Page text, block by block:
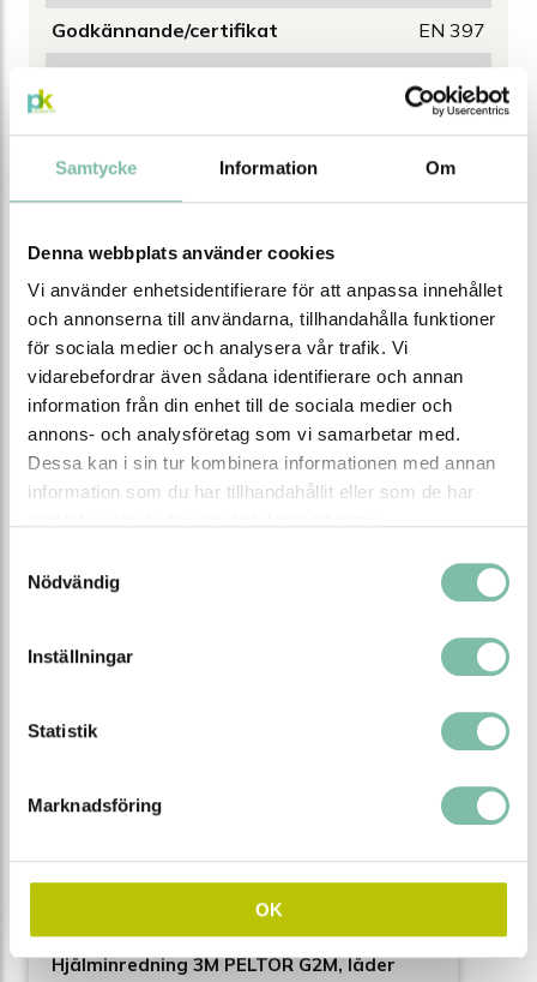
Samtycke Information Om
Denna webbplats använder cookies
Vi använder enhetsidentifierare för att anpassa innehållet
och annonserna till användarna, tillhandahålla funktioner
för sociala medier och analysera vår trafik. Vi
vidarebefordrar även sådana identifierare och annan
information från din enhet till de sociala medier och
annons- och analysföretag som vi samarbetar med.
Dessa kan i sin tur kombinera informationen med annan
information som du har tillhandahållit eller som de har
Nödvändig
Inställningar
Statistik
Marknadsföring
OK
Godkännande/certifikat
EN 397
Svettband
Ja
Upphängning
6-punkt
Material
ABS (akrylnitrilbutadienstyren)
Storlek
54-62
EAN
7318640053649
Ring oss
Relaterade produkter
Hjälminredning 3M PELTOR G2M, läder